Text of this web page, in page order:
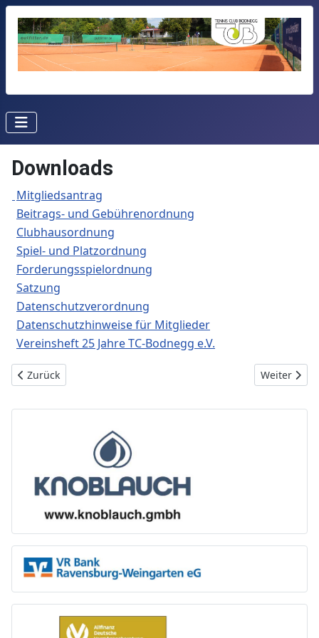
Downloads
Mitgliedsantrag
Beitrags- und Gebührenordnung
Clubhausordnung
Spiel- und Platzordnung
Forderungsspielordnung
Satzung
Datenschutzverordnung
Datenschutzhinweise für Mitglieder
Vereinsheft 25 Jahre TC-Bodnegg e.V.
Vorheriger Beitrag: TC Bodnegg - Chronik
Zurück Nächster
Weiter